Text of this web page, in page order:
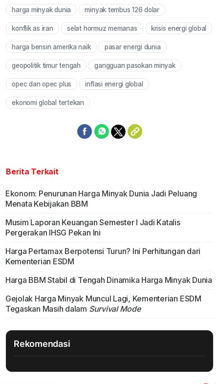
harga minyak dunia minyak tembus 126 dolar
konflik as iran selat hormuz memanas krisis energi global
harga bensin amerika naik pasar energi dunia
geopolitik timur tengah gangguan pasokan minyak
opec dan opec plus inflasi energi global
ekonomi global tertekan
Berita Terkait
Ekonom: Penurunan Harga Minyak Dunia Jadi Peluang
Menata Kebijakan BBM
Musim Laporan Keuangan Semester I Jadi Katalis
Pergerakan IHSG Pekan Ini
Harga Pertamax Berpotensi Turun? Ini Perhitungan dari
Kementerian ESDM
Harga BBM Stabil di Tengah Dinamika Harga Minyak Dunia
Gejolak Harga Minyak Muncul Lagi, Kementerian ESDM
Tegaskan Masih dalam Survival Mode
Rekomendasi